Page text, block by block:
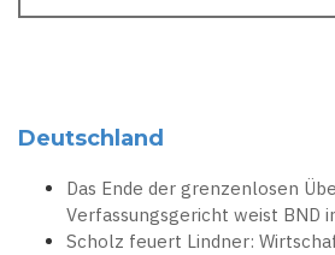
Deutschland
Das Ende der grenzenlosen
Verfassungsgericht weist BND
Scholz feuert Lindner: